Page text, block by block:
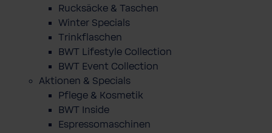
Rucksäcke & Taschen
Winter Specials
Trinkflaschen
BWT Lifestyle Collection
BWT Event Collection
Aktionen & Specials
Pflege & Kosmetik
BWT Inside
Espressomaschinen